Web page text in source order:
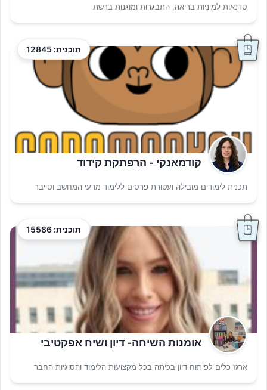
סדנאות למיניות בריאה, התבגרות ומוגנות ברשת
תוכנית: 12845
קודמאנקי - הרפתקת קידוד
תכנית לימודים מובילה ועטורת פרסים ללימוד מדעי המחשב וסייבר
תוכנית: 15586
אומנות השיחה- דיון ושיח אפקטיבי
ארגז כלים לפיתוח דיון בכיתה בכל מקצועות הלימוד והסוגיות החבר